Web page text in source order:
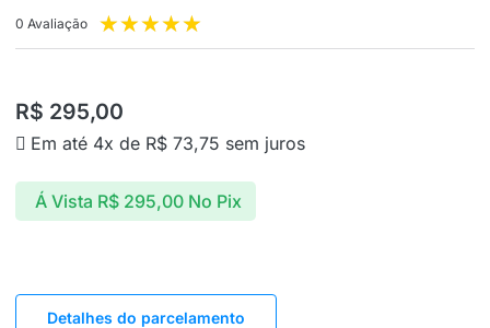
0 Avaliação ★★★★★
R$ 295,00
Em até 4x de R$ 73,75 sem juros
Á Vista R$295,00 No Pix
Detalhes do parcelamento